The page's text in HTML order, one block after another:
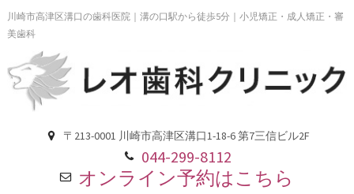
川崎市高津区溝口の歯科医院｜溝の口駅から徒歩5分｜小児矯正・成人矯正・審
美歯科
〒213-0001 川崎市高津区溝口1-18-6 第7三信ビル2F
044-299-8112
オンライン予約はこちら